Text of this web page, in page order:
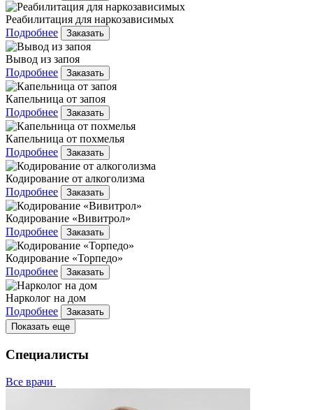
Реабилитация для наркозависимых
Подробнее
Заказать
Вывод из запоя
Подробнее
Заказать
Капельница от запоя
Подробнее
Заказать
Капельница от похмелья
Подробнее
Заказать
Кодирование от алкоголизма
Подробнее
Заказать
Кодирование «Вивитрол»
Подробнее
Заказать
Кодирование «Торпедо»
Подробнее
Заказать
Нарколог на дом
Подробнее
Заказать
Показать еще
Специалисты
Все врачи